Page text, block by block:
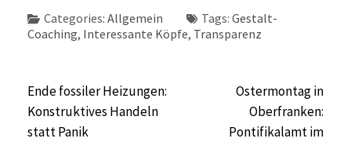
Categories: Allgemein Tags: Gestalt-
Coaching, Interessante Köpfe, Transparenz
Beitragsnavigation
Ende fossiler Heizungen:
Konstruktives Handeln
statt Panik
Ostermontag in
Oberfranken:
Pontifikalamt im